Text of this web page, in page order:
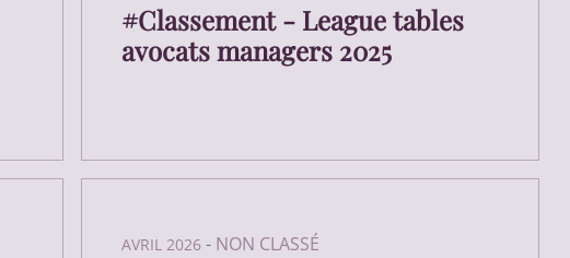
#Classement - League tables
avocats managers 2025
AVRIL 2026 - NON CLASSÉ